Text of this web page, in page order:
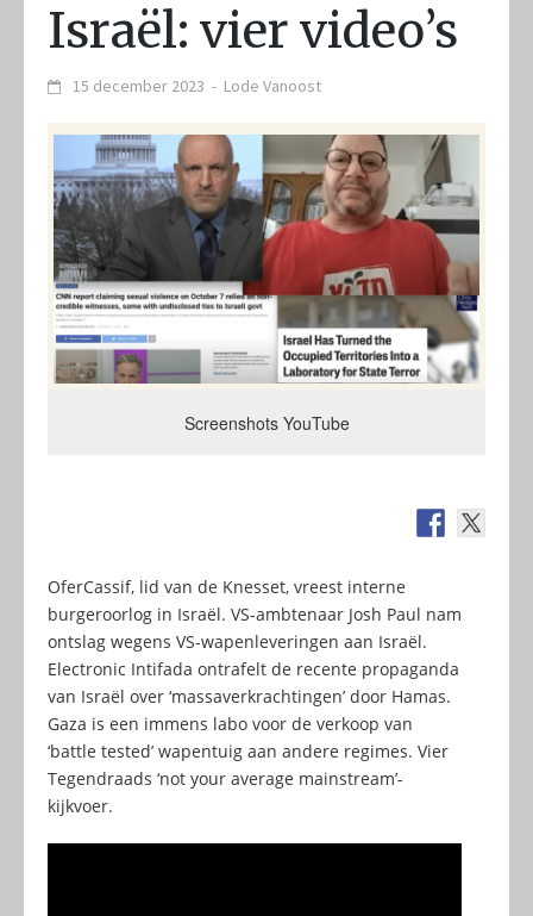
Israël: vier video’s
15 december 2023 - Lode Vanoost
Screenshots YouTube
OferCassif, lid van de Knesset, vreest interne
burgeroorlog in Israël. VS-ambtenaar Josh Paul nam
ontslag wegens VS-wapenleveringen aan Israël.
Electronic Intifada ontrafelt de recente propaganda
van Israël over ‘massaverkrachtingen’ door Hamas.
Gaza is een immens labo voor de verkoop van
‘battle tested’ wapentuig aan andere regimes. Vier
Tegendraads ‘not your average mainstream’-
kijkvoer.